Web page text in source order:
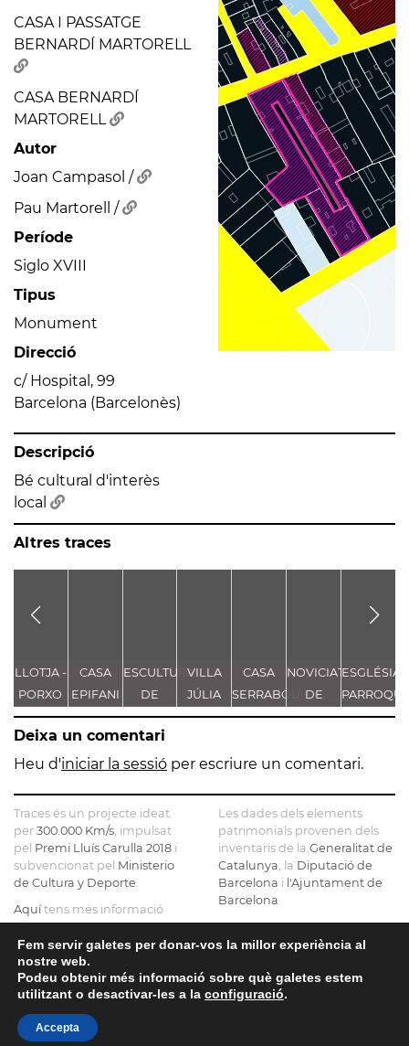
CASA I PASSATGE
BERNARDÍ MARTORELL
CASA BERNARDÍ
MARTORELL
Autor
Joan Campasol /
Pau Martorell /
Període
Siglo XVIII
Tipus
Monument
Direcció
c/ Hospital, 99
Barcelona (Barcelonès)
Descripció
Bé cultural d'interès
local
Altres traces
LLOTJA -
PORXO
DEL
BLAT
CASA
EPIFANI
DE
FORTUNY
ESCULTURA
DE
MERCURI
VILLA
JÚLIA
CASA
SERRABOU
NOVICIAT
DE
NOSTRA
DE LA
ESGLÉSIA
DE
MARIA
Deixa un comentari
Heu d'iniciar la sessió per escriure un comentari.
Traces és un projecte ideat
per 300.000 Km/s , impulsat
pel Premi Lluís Carulla 2018 i
subvencionat pel Ministerio
de Cultura y Deporte
Aquítens més informació
sobre el projecte
Si ens vols contactar pots fer-
ho a info@tracesmap.org
Les dades dels elements
patrimonials provenen dels
inventaris de la Generalitat de
Catalunya , la Diputació de
Barcelona i l'Ajuntament de
Barcelona
El mapa base ha estat
realitzat amb dades de la
, l'Institut Cartogràfic i
Geològic de Catalunya
Fem servir galetes per donar-vos la millor experiència al
nostre web.
Podeu obtenir més informació sobre què galetes estem
utilitzant o desactivar-les a la configuració.
Accepta